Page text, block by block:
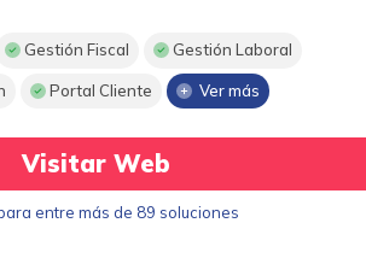
Gestión Fiscal Gestión Laboral
Portal Cliente Ver más
Visitar Web
entre más de 89 soluciones